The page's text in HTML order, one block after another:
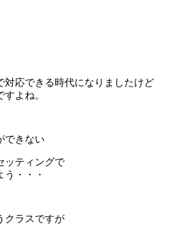
対応できる時代になりましたけど
よね。
できない
ッティングで
・・・
クラスですが